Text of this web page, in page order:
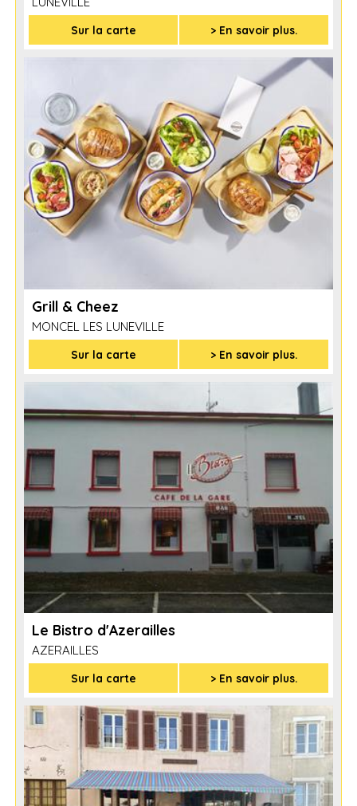
Sur la carte > En savoir plus.
Grill & Cheez
MONCEL LES LUNEVILLE
Sur la carte > En savoir plus.
Le Bistro d'Azerailles
AZERAILLES
Sur la carte > En savoir plus.